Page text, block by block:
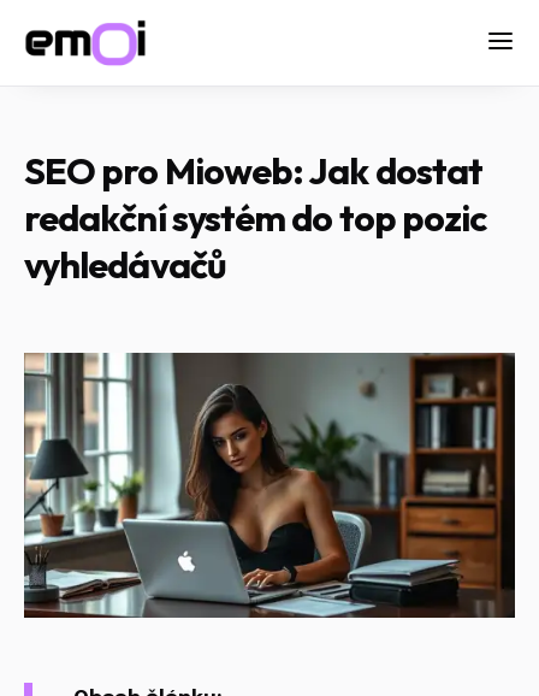
SEO pro Mioweb: Jak dostat
redakční systém do top pozic
vyhledávačů